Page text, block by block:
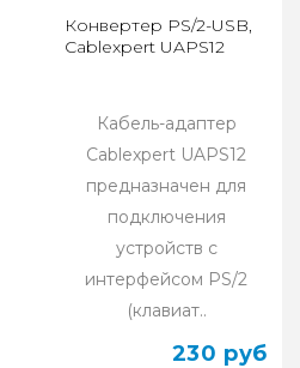
Конвертер PS/2-USB,
Cablexpert UAPS12
Кабель-адаптер
Cablexpert UAPS12
предназначен для
подключения
устройств с
интерфейсом PS/2
(клавиат..
230 руб